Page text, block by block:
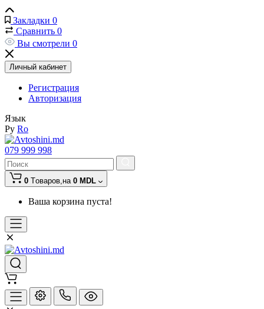
Закладки 0
Сравнить 0
Вы смотрели 0
Личный кабинет
Регистрация
Авторизация
Язык
Ру Ro
079 999 998
0 Tоваров,на 0 MDL
Ваша корзина пуста!